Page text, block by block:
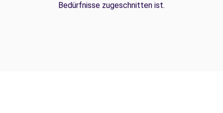
Bedürfnisse zugeschnitten ist.